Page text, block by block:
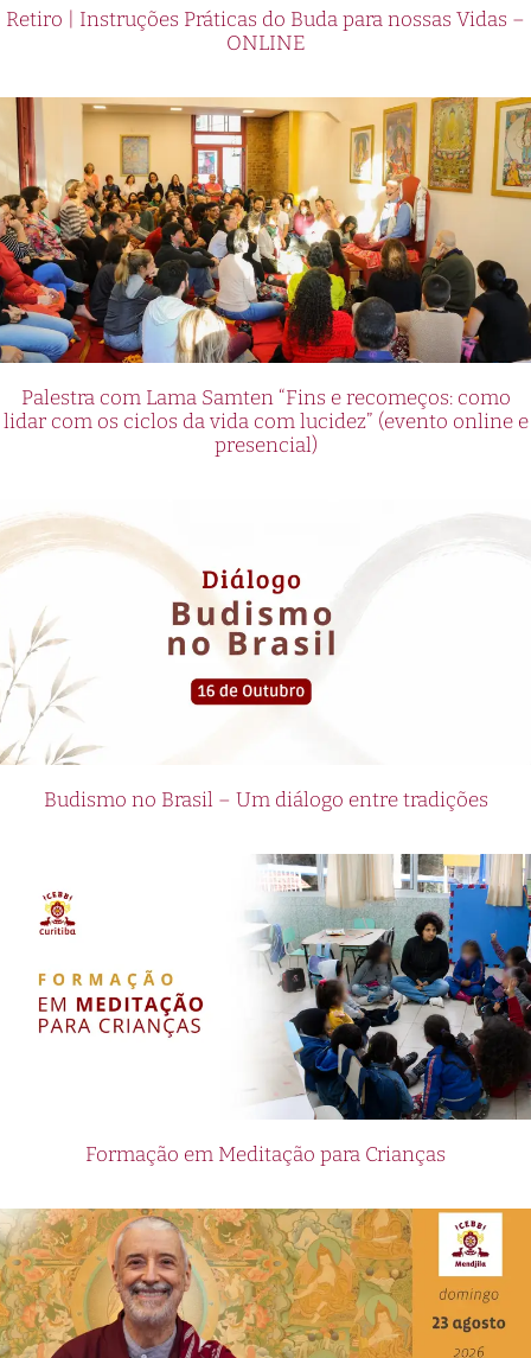
Retiro | Instruções Práticas do Buda para nossas Vidas –
ONLINE
Palestra com Lama Samten “Fins e recomeços: como
lidar com os ciclos da vida com lucidez” (evento online e
presencial)
Budismo no Brasil – Um diálogo entre tradições
Formação em Meditação para Crianças